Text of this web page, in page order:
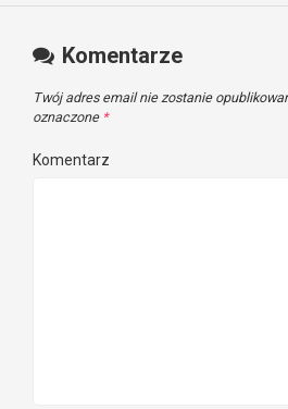
Komentarze
Twój adres email nie zostanie
oznaczone *
Komentarz